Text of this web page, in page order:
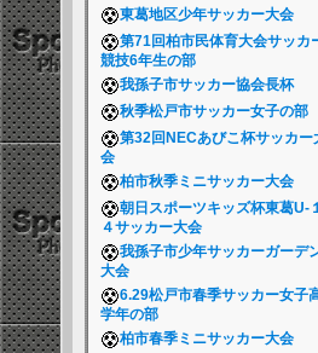
東葛地区少年サッカー大会
第71回柏市民体育大会サッカ
競技6年生の部
我孫子市サッカー協会長杯
秋季松戸市サッカー女子の部
第32回NECあびこ杯サッカー
会
柏市秋季ミニサッカー大会
朝日スポーツキッズ杯東葛U-
４サッカー大会
我孫子市少年サッカーガーデ
大会
6.29松戸市春季サッカー女子
学年の部
柏市春季ミニサッカー大会